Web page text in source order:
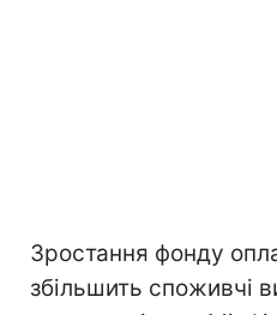
Зростання фонду
збільшить споживчі